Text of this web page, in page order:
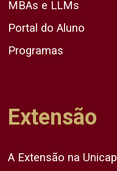
MBAs e LLMs
Portal do Aluno
Programas
Extensão
A Extensão na Unicap